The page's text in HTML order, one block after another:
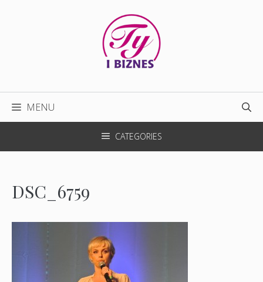
MENU
CATEGORIES
DSC_6759